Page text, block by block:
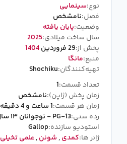
نوع:سینمایی
فصل:نامشخص
وضعیت:پایان یافته
سال ساخت میلادی:2025
پخش از:29 فروردین
1404
منبع:مانگا
تهیه‌کنندگان:Shochiku
تعداد قسمت:1
زمان پخش (ژاپن):نامشخص
زمان هر قسمت:1 ساعت و 4 دقیقه
رده سنی:PG-13 - نوجوانان ۱۳ سال به بالا
استودیو سازنده:Gallop
ژانر ها:کمدی,شونن,علمی تخیلی